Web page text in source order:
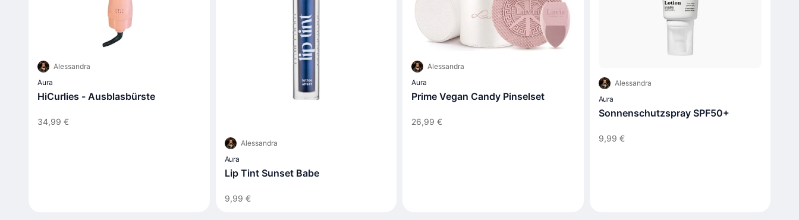
Alessandra
Aura
HiCurlies - Ausblasbürste
34,99 €
Alessandra
Aura
Lip Tint Sunset Babe
9,99 €
Alessandra
Aura
Prime Vegan Candy Pinselset
26,99 €
Alessandra
Aura
Sonnenschutzspray SPF50+
9,99 €